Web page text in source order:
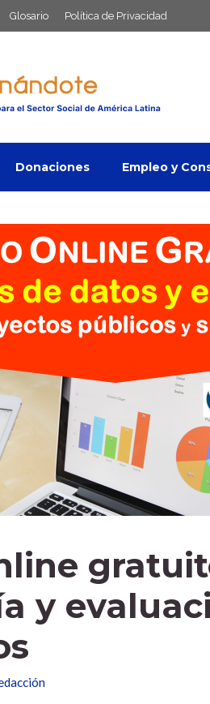
Glosario Política de Privacidad
Donaciones Empleo y
y